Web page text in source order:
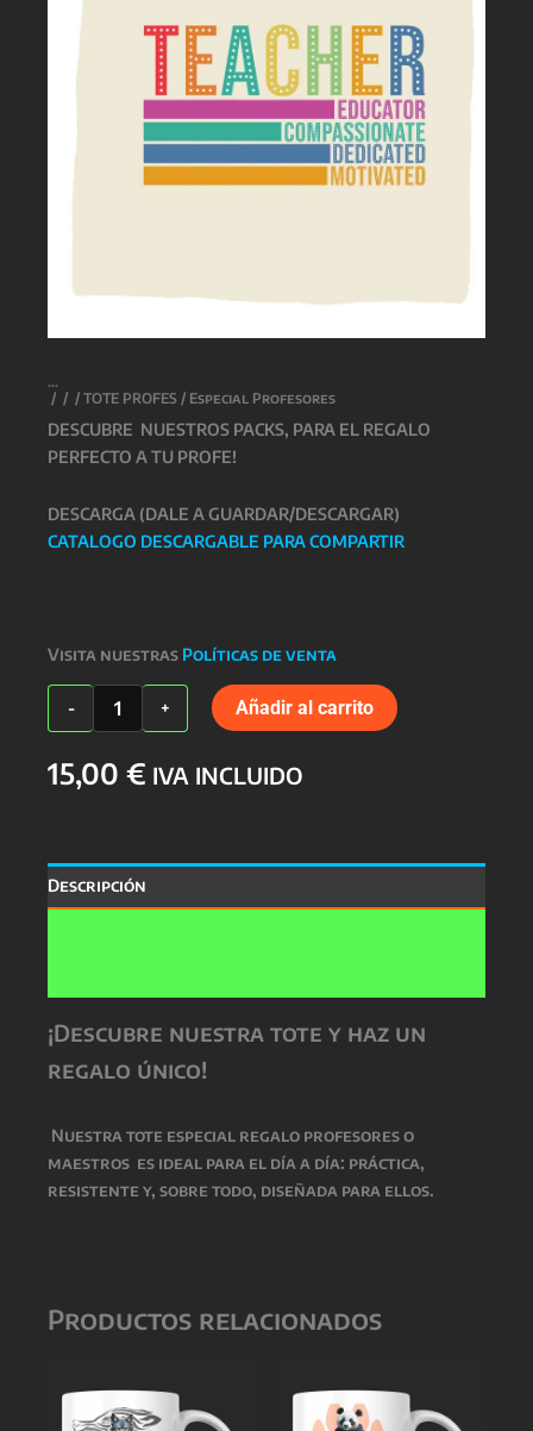
/ / / TOTE PROFES / Especial Profesores
DESCUBRE NUESTROS PACKS, PARA EL REGALO
PERFECTO A TU PROFE!
DESCARGA (DALE A GUARDAR/DESCARGAR)
CATALOGO DESCARGABLE PARA COMPARTIR
Visita nuestras Políticas de venta
-
Especial
Profesores
+ Añadir al carrito
15,00 € IVA INCLUIDO
Descripción
¡Descubre nuestra tote y haz un
regalo único!
Nuestratote especial regalo profesores o
maestros es ideal para el día a día: práctica,
resistente y, sobre todo, diseñada para ellos.
Productos relacionados